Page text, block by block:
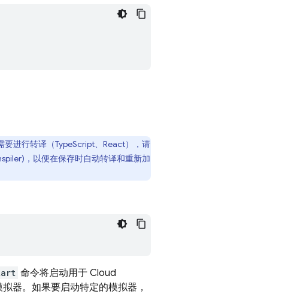
要进行转译（TypeScript、React），请
，以便在保存时自动转译和重新加
命令将启动用于 Cloud
器。如果要启动特定的模拟器，